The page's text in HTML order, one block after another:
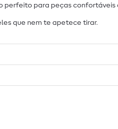
para peças confortáveis
que nem te apetece tirar.